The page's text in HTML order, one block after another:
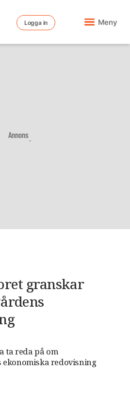
Logga in Meny
Annons
granskar
ta reda på om
redovisning